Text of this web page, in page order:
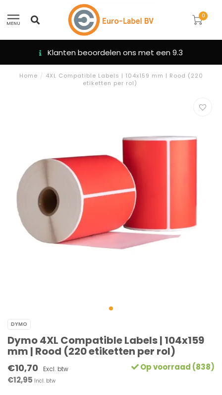
MENU
0
Klanten beoordelen ons met een 9.3
Home / 4XL Compatible Labels | 104x159 mm | Rood (220
etiketten per rol)
DYMO
Dymo 4XL Compatible Labels | 104x159
mm | Rood (220 etiketten per rol)
€10,70 Excl. btw
€12,95 Incl. btw
Op voorraad (838)